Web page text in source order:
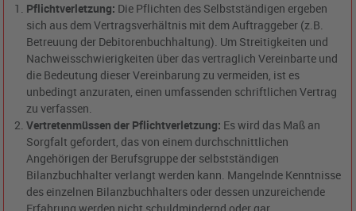
Pflichtverletzung: Die Pflichten des Selbstständigen ergeben
sich aus dem Vertragsverhältnis mit dem Auftraggeber (z.B.
Betreuung der Debitorenbuchhaltung). Um Streitigkeiten und
Nachweisschwierigkeiten über das vertraglich Vereinbarte und
die Bedeutung dieser Vereinbarung zu vermeiden, ist es
unbedingt anzuraten, einen umfassenden schriftlichen Vertrag
zu verfassen.
Vertretenmüssen der Pflichtverletzung: Es wird das Maß an
Sorgfalt gefordert, das von einem durchschnittlichen
Angehörigen der Berufsgruppe der selbstständigen
Bilanzbuchhalter verlangt werden kann. Mangelnde Kenntnisse
des einzelnen Bilanzbuchhalters oder dessen unzureichende